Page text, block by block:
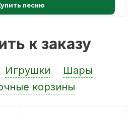
песню
к заказу
Игрушки
Шары
корзины